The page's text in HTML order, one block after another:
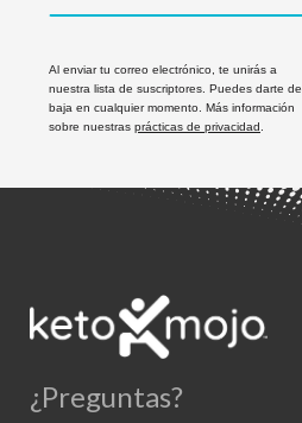
Al enviar tu correo electrónico, te unirás a
nuestra lista de suscriptores. Puedes darte de
baja en cualquier momento. Más información
sobre nuestras prácticas de privacidad
¿Preguntas?